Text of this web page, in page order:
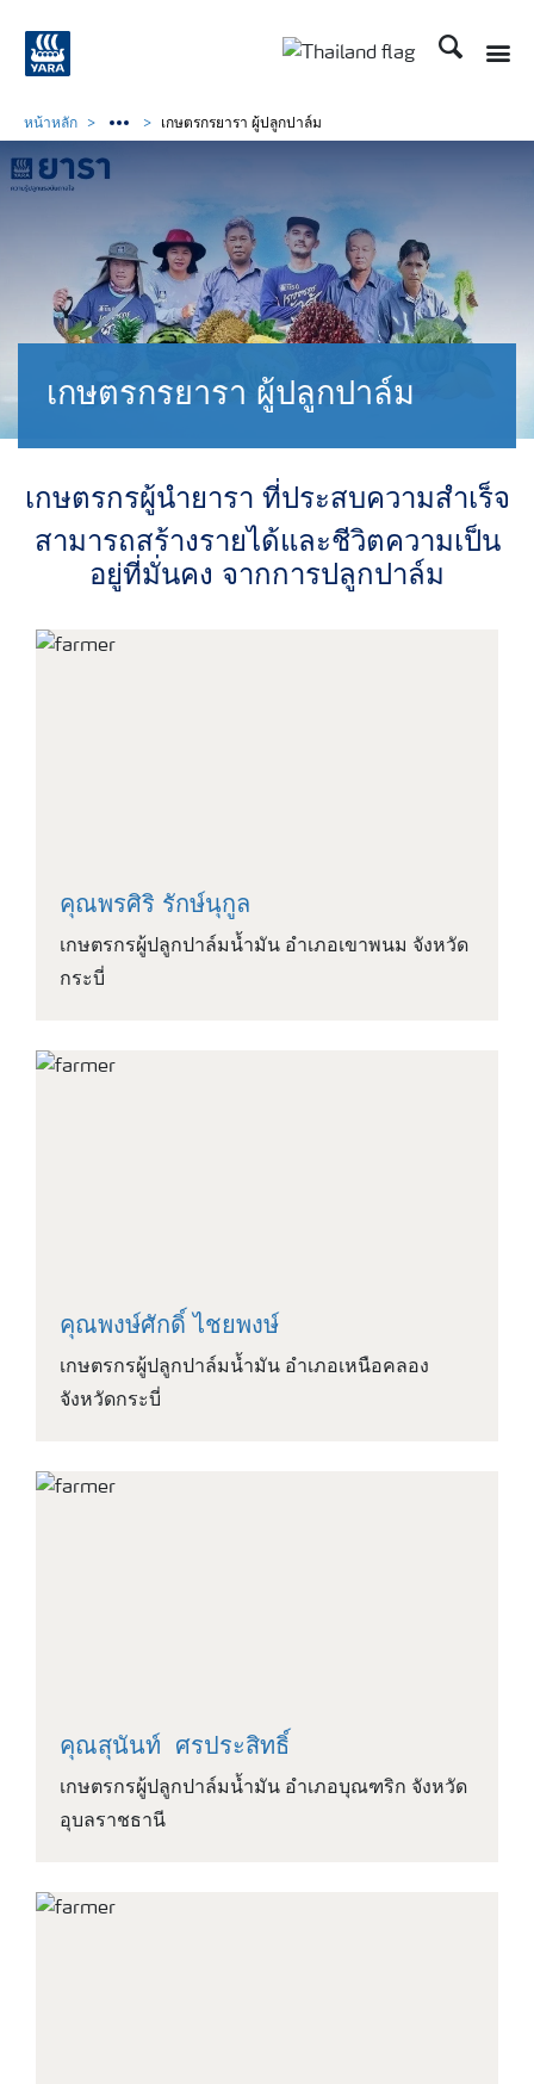
ค้นหา
เกษตรกรยารา ผู้ปลูกปาล์ม
หน้าหลัก เกษตรกรยารา ผู้ปลูกปาล์ม
เกษตรกรผู้นำยารา ที่ประสบความสำเร็จ
สามารถสร้างรายได้และชีวิตความเป็น
อยู่ที่มั่นคง จากการปลูกปาล์ม
คุณพรศิริ รักษ์นุกูล
เกษตรกรผู้ปลูกปาล์มน้ำมัน อําเภอเขาพนม จังหวัด
กระบี่
คุณพงษ์ศักดิ์ ไชยพงษ์
เกษตรกรผู้ปลูกปาล์มน้ำมัน อำเภอเหนือคลอง
จังหวัดกระบี่
คุณสุนันท์ ศรประสิทธิ์
เกษตรกรผู้ปลูกปาล์มน้ำมัน อำเภอบุณฑริก จังหวัด
อุบลราชธานี